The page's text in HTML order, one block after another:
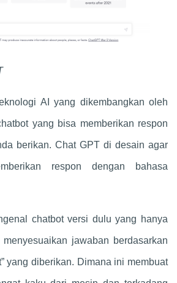
AI yang dikembangkan oleh
yang bisa memberikan respon
berikan. Chat GPT di desain agar
respon dengan bahasa
chatbotversi dulu yang hanya
jawaban berdasarkan
yang diberikan. Dimana ini membuat